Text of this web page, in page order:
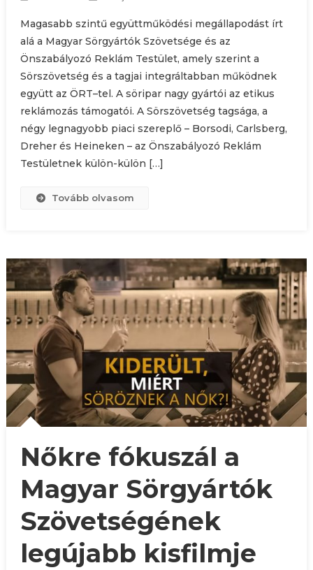
Magasabb szintű együttműködési megállapodást írt
alá a Magyar Sörgyártók Szövetsége és az
Önszabályozó Reklám Testület, amely szerint a
Sörszövetség és a tagjai integráltabban működnek
együtt az ÖRT–tel. A söripar nagy gyártói az etikus
reklámozás támogatói. A Sörszövetség tagsága, a
négy legnagyobb piaci szereplő – Borsodi, Carlsberg,
Dreher és Heineken – az Önszabályozó Reklám
Testületnek külön-külön […]
Tovább olvasom
Nőkre fókuszál a
Magyar Sörgyártók
Szövetségének
legújabb kisfilmje